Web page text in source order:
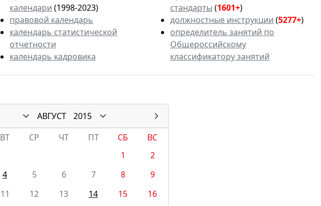
календари (1998-2023)
правовой календарь
календарь статистической
отчетности
календарь кадровика
стандарты (1601+)
должностные инструкции (5277+)
определитель занятий по
Общероссийскому
классификатору занятий
АВГУСТ
2015
ВТ СР ЧТ ПТ СБ
ВС
1
2
4 5 6 7 8
9
11 12 13 14 15
16